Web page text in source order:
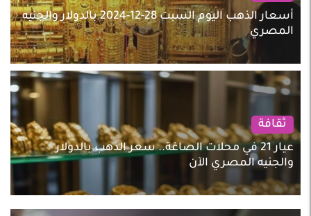
أسعار الذهب اليوم السبت 28-12-2024 بالدولار والجنيه
المصري
ثقافة
عيار 21 في محلات الصاغة.. سعر الذهب بالدولار
والجنيه المصري الآن